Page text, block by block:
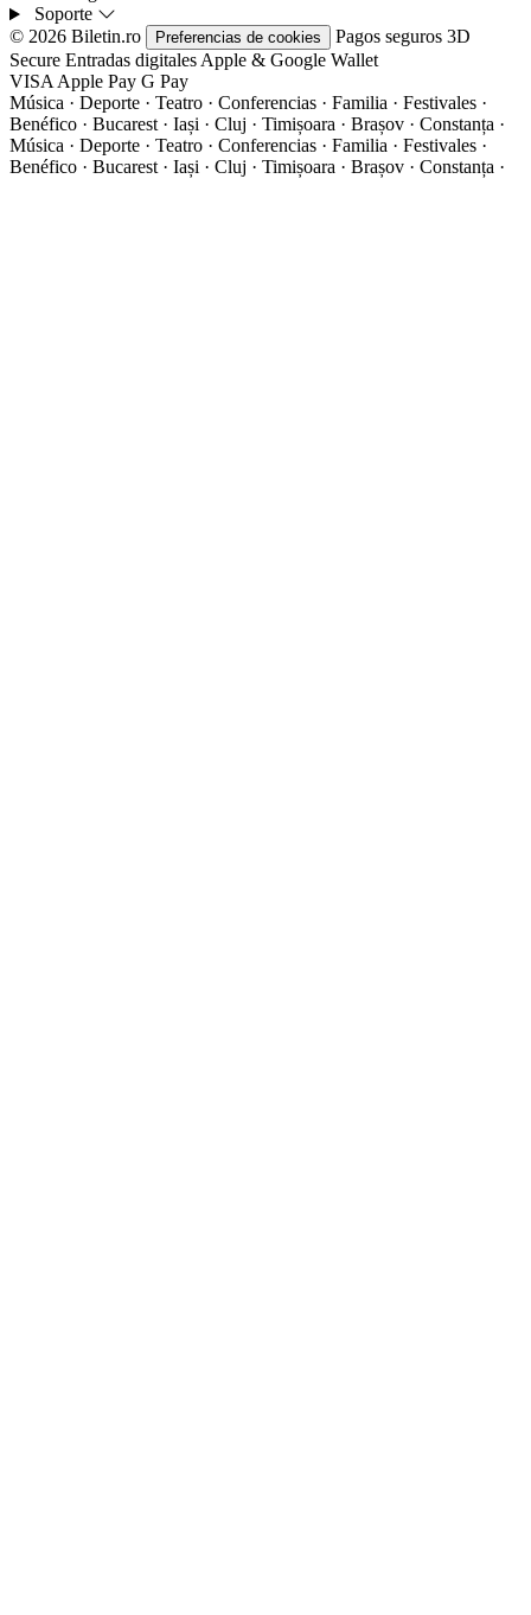
Soporte
© 2026 Biletin.ro
Preferencias de cookies Pagos seguros 3D
Secure Entradas digitales Apple & Google Wallet
VISA Apple Pay G Pay
Música · Deporte · Teatro · Conferencias · Familia · Festivales ·
Benéfico · Bucarest · Iași · Cluj · Timișoara · Brașov · Constanța ·
Música · Deporte · Teatro · Conferencias · Familia · Festivales ·
Benéfico · Bucarest · Iași · Cluj · Timișoara · Brașov · Constanța ·